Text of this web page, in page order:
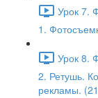
Урок 7.
1.
Урок 8.
2. Ретушь.
рекламы.